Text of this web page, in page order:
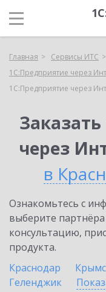
Главная
Сервисы ИТС
1С:Предприятие через
1С:Предприятие через
через
в
Ознакомьтесь с
выберите
консультацию,
продукта.
Краснодар
Геленджик